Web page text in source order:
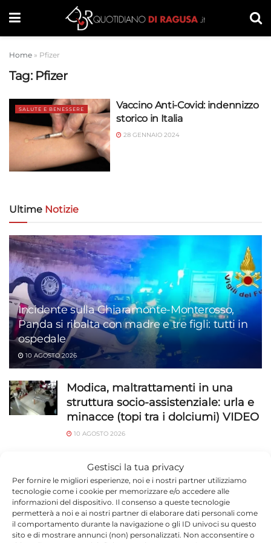
Gestisci la tua privacy
Per fornire le migliori esperienze, noi e i nostri partner utilizziamo
tecnologie come i cookie per memorizzare e/o accedere alle
informazioni del dispositivo. Il consenso a queste tecnologie
permetterà a noi e ai nostri partner di elaborare dati personali come
il comportamento durante la navigazione o gli ID univoci su questo
sito e di mostrare annunci (non) personalizzati. Non acconsentire o
Home » Pfizer
Tag: Pfizer
SALUTE E BENESSERE
Vaccino Anti-Covid: indennizzo
storico in Italia
28 GENNAIO 2024
Ultime Notizie
Incidente sulla Chiaramonte-Monterosso,
Panda si ribalta con madre e tre figli: tutti in
ospedale
10 AGOSTO 2026
Modica, maltrattamenti in una
struttura socio-assistenziale: urla e
minacce (topi tra i dolciumi) VIDEO
10 AGOSTO 2026
1.500 euro per figlio, domande
entro il 21 settembre
10 AGOSTO 2026
Comiso e Vittoria, 4 arrestati per